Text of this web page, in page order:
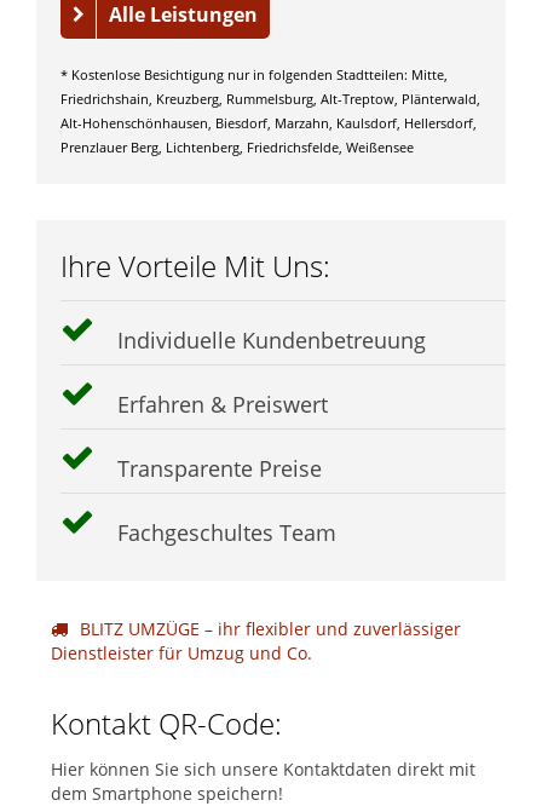
Alle Leistungen
* Kostenlose Besichtigung nur in folgenden Stadtteilen: Mitte,
Friedrichshain, Kreuzberg, Rummelsburg, Alt-Treptow, Plänterwald,
Alt-Hohenschönhausen, Biesdorf, Marzahn, Kaulsdorf, Hellersdorf,
Prenzlauer Berg, Lichtenberg, Friedrichsfelde, Weißensee
Ihre Vorteile Mit Uns:
Individuelle Kundenbetreuung
Erfahren & Preiswert
Transparente Preise
Fachgeschultes Team
BLITZ UMZÜGE – ihr flexibler und zuverlässiger
Dienstleister für Umzug und Co.
Kontakt QR-Code:
Hier können Sie sich unsere Kontaktdaten direkt mit
dem Smartphone speichern!